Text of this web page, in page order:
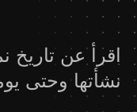
اقرأ عن تاريخ
نشأتها وحتى